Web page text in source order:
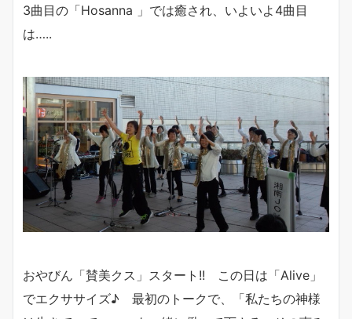
3曲目の「Hosanna 」では癒され、いよいよ4曲目
は…..
おやびん「賛美クス」スタート!! この日は「Alive」
でエクササイズ♪ 最初のトークで、「私たちの神様